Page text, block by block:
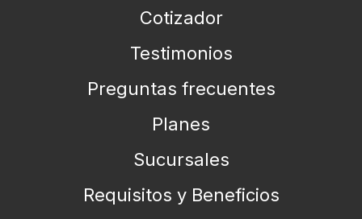
Cotizador
Testimonios
Preguntas frecuentes
Planes
Sucursales
Requisitos y Beneficios